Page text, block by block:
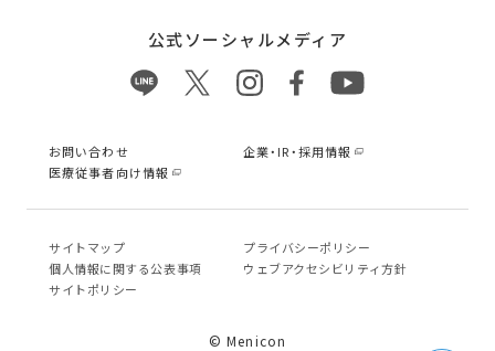
公式ソーシャルメディア
お問い合わせ
企業・IR・採用情報
医療従事者向け情報
サイトマップ
プライバシーポリシー
個⼈情報に関する公表事項
ウェブアクセシビリティ方針
サイトポリシー
© Menicon